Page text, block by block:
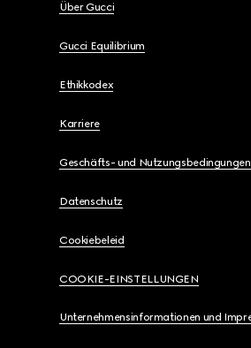
Über Gucci
Gucci Equilibrium
Ethikkodex
Karriere
Geschäfts- und Nutzungsbedingungen
Datenschutz
Cookiebeleid
COOKIE-EINSTELLUNGEN
Unternehmensinformationen und